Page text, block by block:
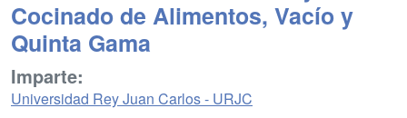
Cocinado de Alimentos, Vacío y
Quinta Gama
Imparte:
Universidad Rey Juan Carlos - URJC